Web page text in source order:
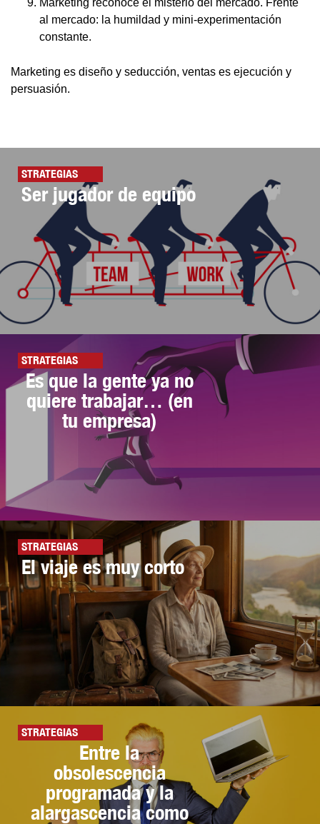
Marketing reconoce el misterio del mercado. Frente
al mercado: la humildad y mini-experimentación
constante.
Marketing es diseño y seducción, ventas es ejecución y
persuasión.
STRATEGIAS
Ser jugador de equipo
STRATEGIAS
Es que la gente ya no
quiere trabajar… (en
tu empresa)
STRATEGIAS
El viaje es muy corto
STRATEGIAS
Entre la
obsolescencia
programada y la
alargascencia como